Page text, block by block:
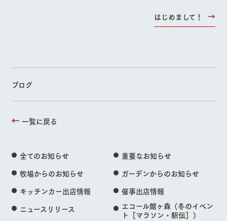
はじめまして！
ブログ
一覧に戻る
全てのお知らせ
重要なお知らせ
牧場からのお知らせ
ガーデンからのお知らせ
キッチンカー出店情報
催事出店情報
ニュースリリース
エコール館ヶ森（冬のイベン
ト［マラソン・駅伝］）